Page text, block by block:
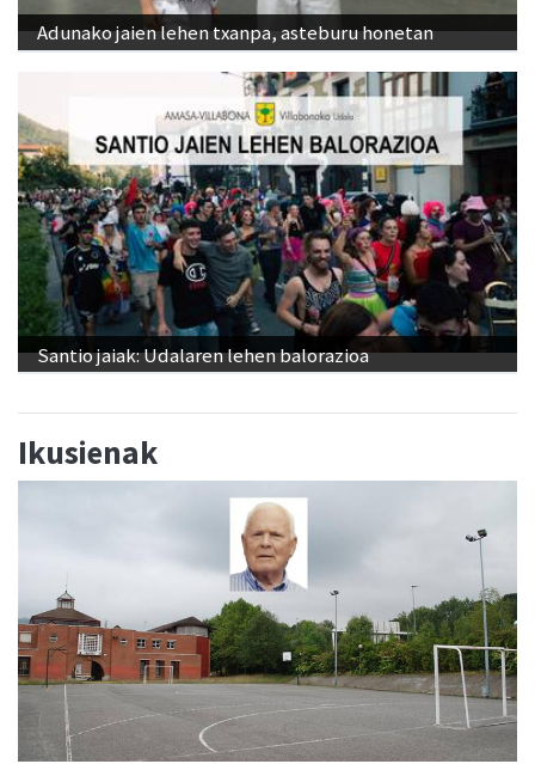
Adunako jaien lehen txanpa, asteburu honetan
Santio jaiak: Udalaren lehen balorazioa
Ikusienak